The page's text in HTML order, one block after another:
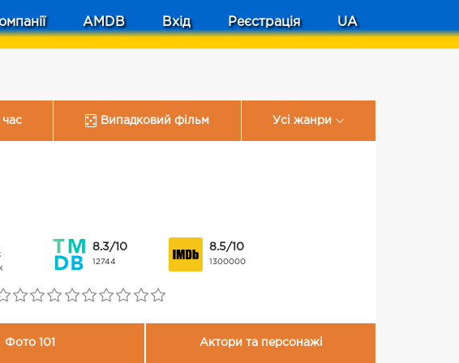
AMDB Вхід Реєстрація UA
Випадковий фільм Усі жанри
8.3/10
12744
8.5/10
1300000
Фото 101 Актори та персонажі